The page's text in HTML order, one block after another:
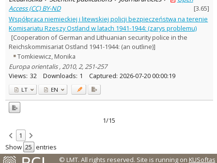
Access (CC) BY-ND
[3.65]
Współpraca niemieckiej i litewskiej policji bezpieczeństwa na terenie
Komisariatu Rzeszy Ostland w latach 1941-1944: (zarys problemu)
[Cooperation of German and Lithuanian security police in the
Reichskommisariat Ostland 1941-1944: (an outline)]
Tomkiewicz, Monika
Europa orientalis , 2010, 2, 251-257
Views: 32 Downloads: 1 Captured: 2026-07-20 00:00:19
LT EN
1/15
1
Show
entries
© LMT. All rights reserved. Site is running on KUSoftas